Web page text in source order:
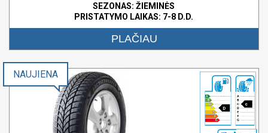
SEZONAS: ŽIEMINĖS
PRISTATYMO LAIKAS: 7-8 D.D.
PLAČIAU
D
c
NAUJIENA